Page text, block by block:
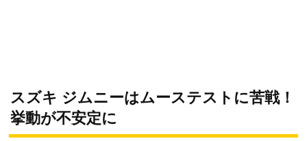
スズキ ジムニーはムーステストに苦戦！
挙動が不安定に